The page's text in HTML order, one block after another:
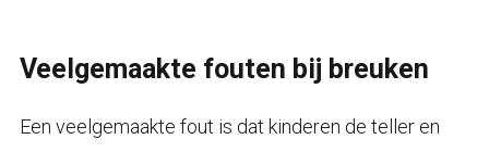
Veelgemaakte fouten bij breuken
Een veelgemaakte fout is dat kinderen de teller en